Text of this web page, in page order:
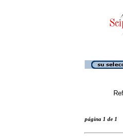
página 1 de 1